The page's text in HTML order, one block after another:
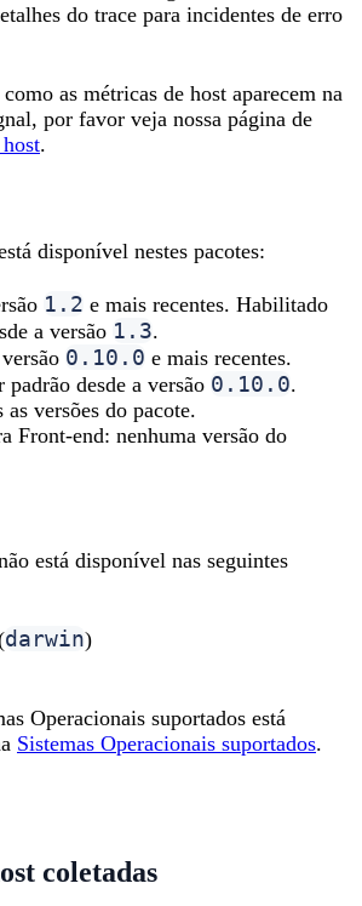
do trace para incidentes de erro
as métricas de host aparecem na
por favor veja nossa página de
.
disponível nestes pacotes:
1.2 e mais recentes. Habilitado
a versão 1.3.
0.10.0 e mais recentes.
desde a versão 0.10.0.
versões do pacote.
Front-end: nenhuma versão do
está disponível nas seguintes
darwin)
Operacionais suportados está
Sistemas Operacionais suportados.
coletadas